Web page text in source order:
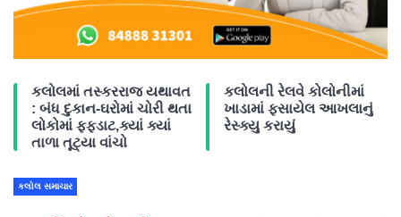
કલોલમાં તસ્કરરાજ યથાવત
: બંધ દુકાન-ઘરોમાં ચોરી થતા
લોકોમાં ફફડાટ,ક્યાં ક્યાં
તાળા તૂટ્યા વાંચો
કલોલની રેલવે કોલોનીમાં
ખાડામાં ફસાયેલ આખલાનું
રેસ્ક્યુ કરાયું
કલોલ સમાચાર